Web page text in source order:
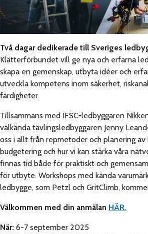
Två dagar dedikerade till Sveriges
Klätterförbundet vill ge nya och erfarna
skapa en gemenskap, utbyta idéer och
utveckla kompetens inom säkerhet,
färdigheter.
Tillsammans med IFSC-ledbyggaren
välkända tävlingsledbyggaren Jenny
oss i allt från repmetoder och planering av
budgetering och hur vi kan stärka våra
finnas tid både för praktiskt och
för utbyte. Workshops med kända
ledbygge, som Petzl och GritClimb,
Välkommen med din anmälan HÄR.
När: 6-7 september 2025